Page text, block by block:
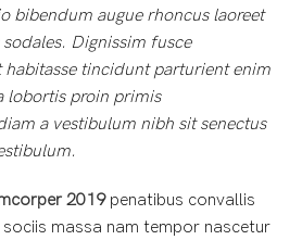
bibendum augue rhoncus laoreet
Dignissim fusce
tincidunt parturient enim
lobortis proin primis
a vestibulum nibh sit senectus
2019penatibus convallis
sociis massa nam tempor nascetur